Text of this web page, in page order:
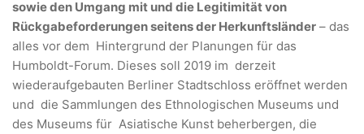
sowie den Umgang mit und die Legitimität von
Rückgabeforderungen seitens der Herkunftsländer – das
alles vor dem Hintergrund der Planungen für das
Humboldt-Forum. Dieses soll 2019 im derzeit
wiederaufgebauten Berliner Stadtschloss eröffnet werden
und die Sammlungen des Ethnologischen Museums und
des Museums für Asiatische Kunst beherbergen, die